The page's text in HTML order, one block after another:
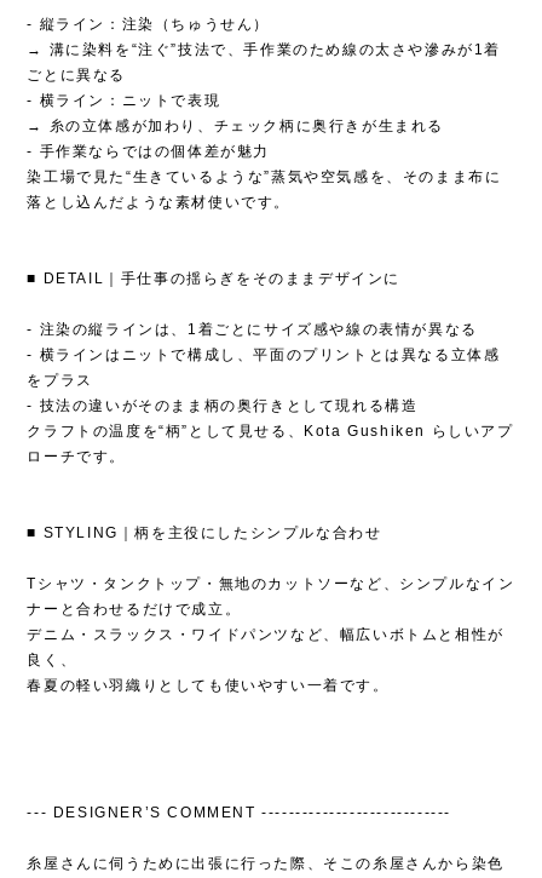
- 縦ライン：注染（ちゅうせん）
→ 溝に染料を“注ぐ”技法で、手作業のため線の太さや滲みが1着
ごとに異なる
- 横ライン：ニットで表現
→ 糸の立体感が加わり、チェック柄に奥行きが生まれる
- 手作業ならではの個体差が魅力
染工場で見た“生きているような”蒸気や空気感を、そのまま布に
落とし込んだような素材使いです。
■ DETAIL｜手仕事の揺らぎをそのままデザインに
- 注染の縦ラインは、1着ごとにサイズ感や線の表情が異なる
- 横ラインはニットで構成し、平面のプリントとは異なる立体感
をプラス
- 技法の違いがそのまま柄の奥行きとして現れる構造
クラフトの温度を“柄”として見せる、Kota Gushiken らしいアプ
ローチです。
■ STYLING｜柄を主役にしたシンプルな合わせ
Tシャツ・タンクトップ・無地のカットソーなど、シンプルなイン
ナーと合わせるだけで成立。
デニム・スラックス・ワイドパンツなど、幅広いボトムと相性が
良く、
春夏の軽い羽織りとしても使いやすい一着です。
--- DESIGNER’S COMMENT ----------------------------
糸屋さんに伺うために出張に行った際、そこの糸屋さんから染色